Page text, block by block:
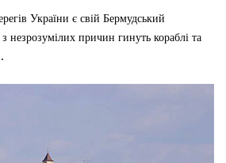
України є свій Бермудський
незрозумілих причин гинуть кораблі та